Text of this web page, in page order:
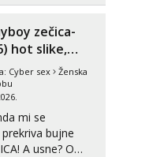
zečica-
hot slike,
Cyber sex
Ženska
mi se
bujne
A usne? O